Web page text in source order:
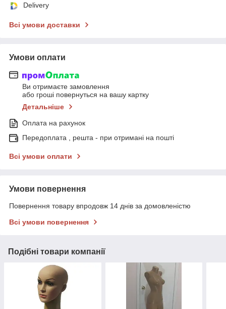
Delivery
Всі умови доставки
Умови оплати
Ви отримаєте замовлення
або гроші повернуться на вашу картку
Детальніше
Оплата на рахунок
Передоплата , решта - при отримані на пошті
Всі умови оплати
Умови повернення
Повернення товару впродовж 14 днів за домовленістю
Всі умови повернення
Подібні товари компанії